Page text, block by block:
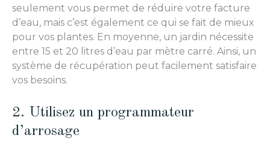
seulement vous permet de réduire votre facture
d’eau, mais c’est également ce qui se fait de mieux
pour vos plantes. En moyenne, un jardin nécessite
entre 15 et 20 litres d’eau par mètre carré. Ainsi, un
système de récupération peut facilement satisfaire
vos besoins.
2. Utilisez un programmateur
d’arrosage